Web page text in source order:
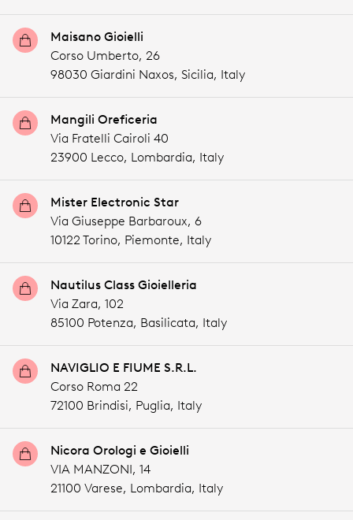
Maisano Gioielli
Corso Umberto, 26
98030 Giardini Naxos, Sicilia, Italy
Mangili Oreficeria
Via Fratelli Cairoli 40
23900 Lecco, Lombardia, Italy
Mister Electronic Star
Via Giuseppe Barbaroux, 6
10122 Torino, Piemonte, Italy
Nautilus Class Gioielleria
Via Zara, 102
85100 Potenza, Basilicata, Italy
NAVIGLIO E FIUME S.R.L.
Corso Roma 22
72100 Brindisi, Puglia, Italy
Nicora Orologi e Gioielli
VIA MANZONI, 14
21100 Varese, Lombardia, Italy